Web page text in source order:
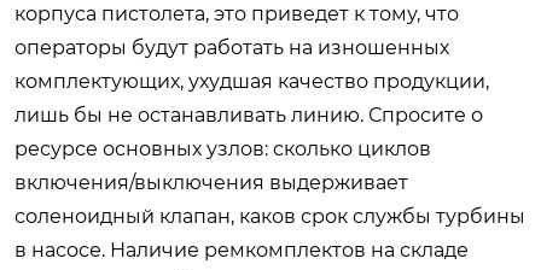
корпуса пистолета, это приведет к тому, что
операторы будут работать на изношенных
комплектующих, ухудшая качество продукции,
лишь бы не останавливать линию. Спросите о
ресурсе основных узлов: сколько циклов
включения/выключения выдерживает
соленоидный клапан, каков срок службы турбины
в насосе. Наличие ремкомплектов на складе